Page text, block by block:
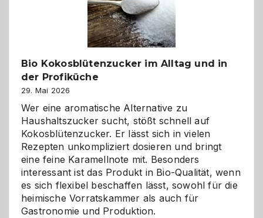
ist:
Brandschutz
für
Hunde
eigenen
Bio Kokosblütenzucker im Alltag und in
der Profiküche
29. Mai 2026
Wer eine aromatische Alternative zu
Haushaltszucker sucht, stößt schnell auf
Kokosblütenzucker. Er lässt sich in vielen
Rezepten unkompliziert dosieren und bringt
eine feine Karamellnote mit. Besonders
interessant ist das Produkt in Bio-Qualität, wenn
es sich flexibel beschaffen lässt, sowohl für die
heimische Vorratskammer als auch für
Gastronomie und Produktion.